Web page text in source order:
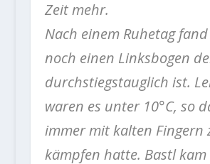
Zeit mehr.
Nach einem Ruhetag
noch einen Linksbogen
durchstiegstauglich ist.
waren es unter 10°C, so
immer mit kalten Fingern
kämpfen hatte. Bastl kam